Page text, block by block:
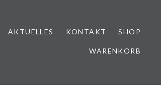
AKTUELLES KONTAKT SHOP
WARENKORB